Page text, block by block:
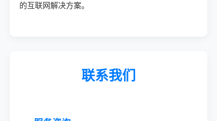
的互联网解决方案。
联系我们